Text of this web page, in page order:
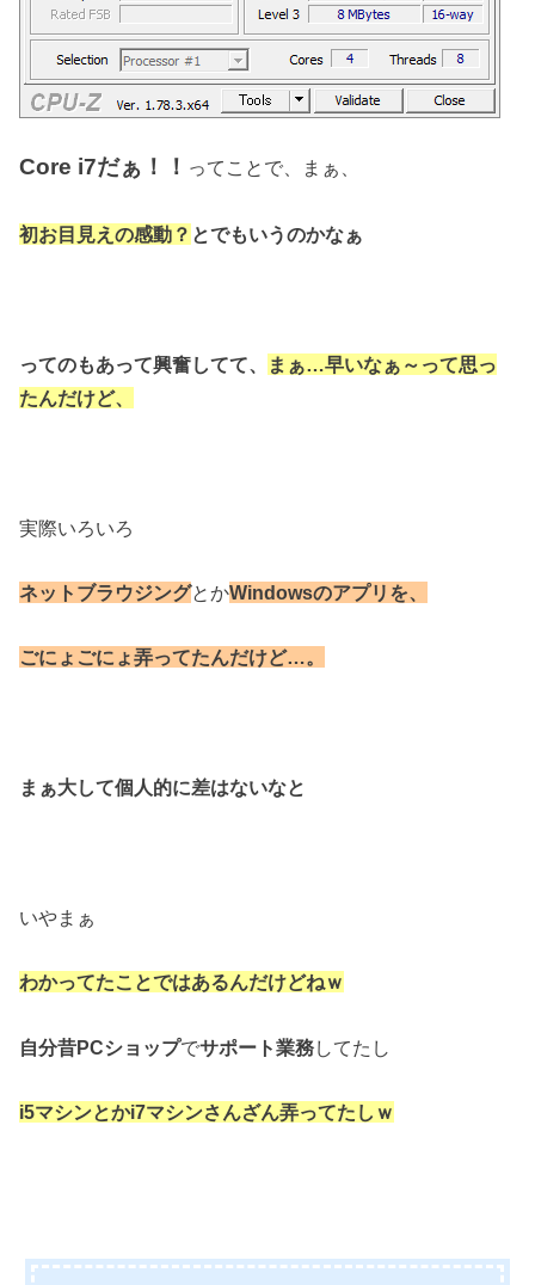
Core i7だぁ！！ ってことで、まぁ、
初お目見えの感動？ とでもいうのかなぁ
ってのもあって興奮してて、 まぁ…早いなぁ～って思っ
たんだけど、
実際いろいろ
ネットブラウジングとかWindowsのアプリを、
ごにょごにょ弄ってたんだけど…。
まぁ大して個人的に差はないなと
いやまぁ
わかってたことではあるんだけどねｗ
自分昔PCショップでサポート業務してたし
i5マシンとかi7マシンさんざん弄ってたしｗ